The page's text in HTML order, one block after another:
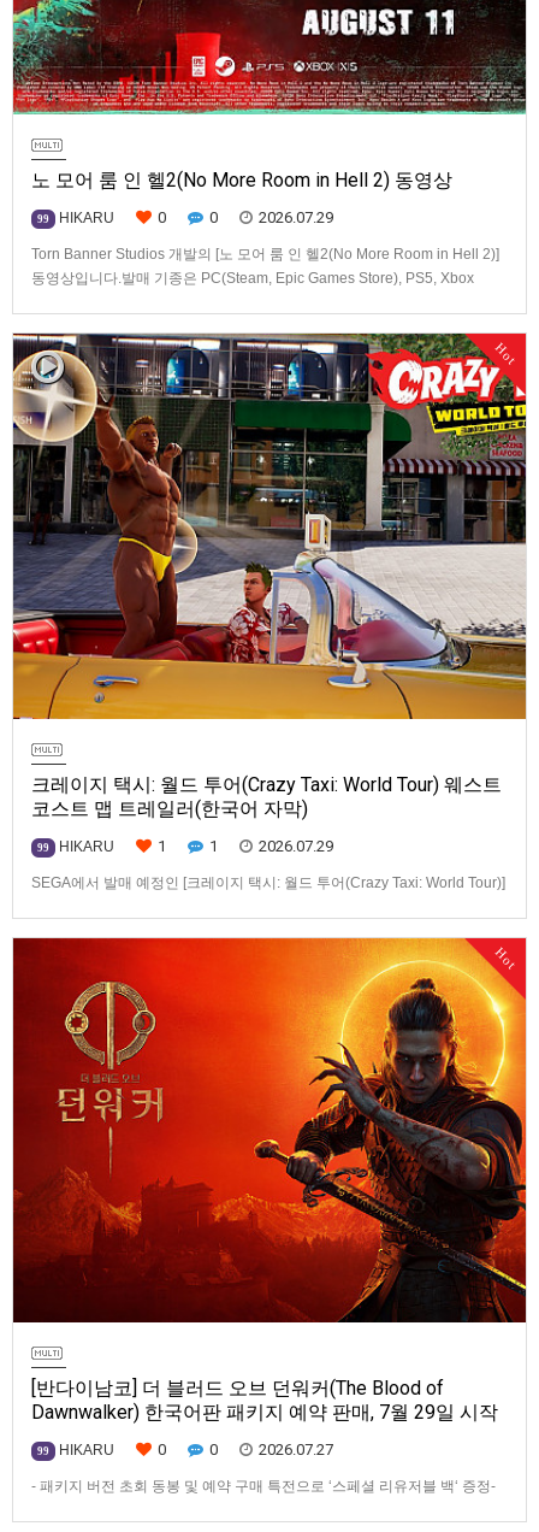
노 모어 룸 인 헬2(No More Room in Hell 2) 동영상
99 HIKARU 0 0 2026.07.29
Torn Banner Studios 개발의 [노 모어 룸 인 헬2(No More Room in Hell 2)]
동영상입니다.발매 기종은 PC(Steam, Epic Games Store), PS5, Xbox
Hot
크레이지 택시: 월드 투어(Crazy Taxi: World Tour) 웨스트
코스트 맵 트레일러(한국어 자막)
99 HIKARU 1 1 2026.07.29
SEGA에서 발매 예정인 [크레이지 택시: 월드 투어(Crazy Taxi: World Tour)]
Hot
[반다이남코] 더 블러드 오브 던워커(The Blood of
Dawnwalker) 한국어판 패키지 예약 판매, 7월 29일 시작
99 HIKARU 0 0 2026.07.27
- 패키지 버전 초회 동봉 및 예약 구매 특전으로 ‘스페셜 리유저블 백‘ 증정-